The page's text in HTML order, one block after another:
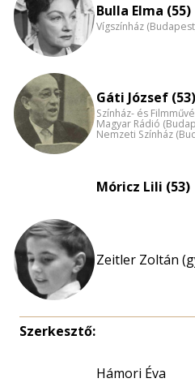
Bulla Elma (55)
Vígszínház
Gáti József (53)
Színház- és
Magyar Rádió
Nemzeti Színház
Móricz Lili (53)
Zeitler Zoltán
Szerkesztő:
Hámori Éva